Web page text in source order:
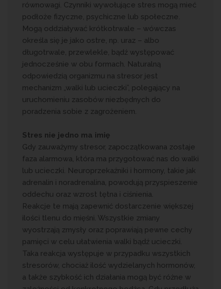
równowagi. Czynniki wywołujące stres mogą mieć
podłoże fizyczne, psychiczne lub społeczne.
Mogą oddziaływać krótkotrwale – wówczas
określa się je jako ostre, np. uraz – albo
długotrwale, przewlekle, bądź występować
jednocześnie w obu formach. Naturalną
odpowiedzią organizmu na stresor jest
mechanizm „walki lub ucieczki”, polegający na
uruchomieniu zasobów niezbędnych do
poradzenia sobie z zagrożeniem.
Stres nie jedno ma imię
Gdy zauważymy stresor, zapoczątkowana zostaje
faza alarmowa, która ma przygotować nas do walki
lub ucieczki. Neuroprzekaźniki i hormony, takie jak
adrenalin i noradrenalina, powodują przyspieszenie
oddechu oraz wzrost tętna i ciśnienia.
Reakcje te mają zapewnić dostarczenie większej
ilości tlenu do mięśni. Wszystkie zmiany
wyostrzają zmysły oraz poprawiają pewne cechy
pamięci w celu ułatwienia walki bądź ucieczki.
Taka reakcja występuje w przypadku wszystkich
stresorów, chociaż ilość wydzielanych hormonów,
a także szybkość ich działania mogą być różne w